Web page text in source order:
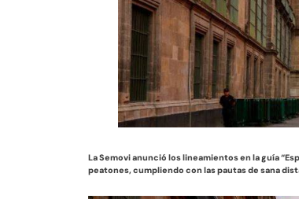
La Semovi anunció los lineamientos en la guía
peatones, cumpliendo con las pautas de sana